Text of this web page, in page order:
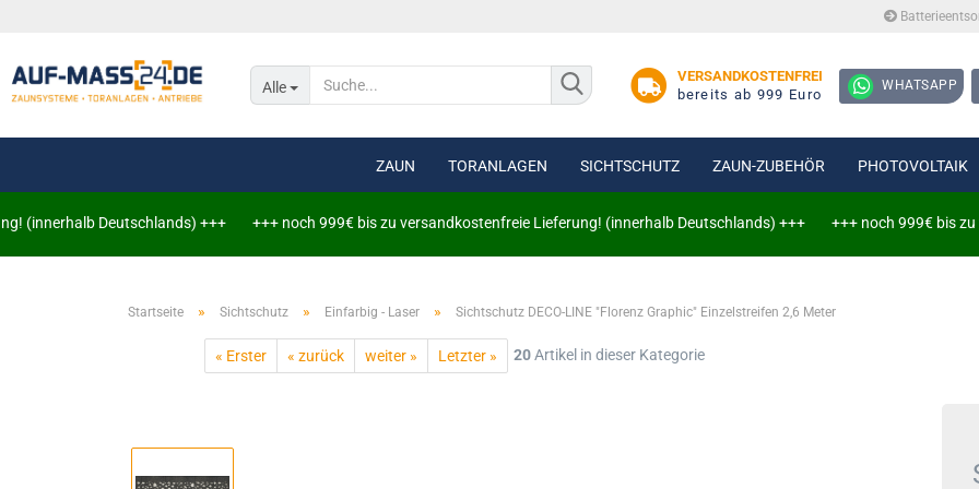
Alle
VERSANDKOSTENFREI
bereits ab 999 Euro
WHATSAPP
ZAUN
Doppelstabmattenzaun 8/6/8
TORANLAGEN SICHTSCHUTZ ZAUN-ZUBEHÖR PHOTOVOLTAIK
Deutschlands) +++ +++ noch 999€ bis zu versandkostenfreie Lieferung! (innerhalb Deutschlands) +++ +++ noch 999€ bis zu
Startseite » Sichtschutz » Einfarbig - Laser » Sichtschutz DECO-LINE "Florenz Graphic" Einzelstreifen 2,6 Meter
« Erster « zurück weiter » Letzter » 20Artikel in dieser Kategorie